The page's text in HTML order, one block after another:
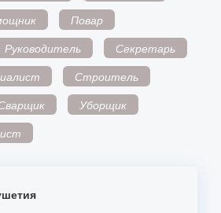
Повар
Руководитель
Секретарь
Строитель
Уборщик